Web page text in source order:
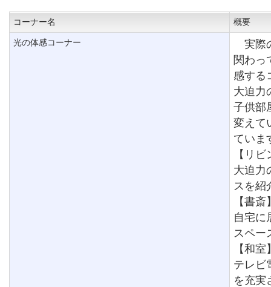
コーナー名 概要
光の体感コーナー
実際
関わっ
感する
大迫力
子供部
変えて
ていま
【リ
大迫力
スを紹
【書斎
自宅に
スペー
【和室
テレビ
を充実